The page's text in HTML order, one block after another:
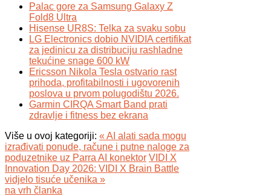
Palac gore za Samsung Galaxy Z
Fold8 Ultra
Hisense UR8S: Telka za svaku sobu
LG Electronics dobio NVIDIA certifikat
za jedinicu za distribuciju rashladne
tekućine snage 600 kW
Ericsson Nikola Tesla ostvario rast
prihoda, profitabilnosti i ugovorenih
poslova u prvom polugodištu 2026.
Garmin CIRQA Smart Band prati
zdravlje i fitness bez ekrana
Više u ovoj kategoriji: « AI alati sada mogu
izrađivati ponude, račune i putne naloge za
poduzetnike uz Parra AI konektor VIDI X
Innovation Day 2026: VIDI X Brain Battle
vidjelo tisuće učenika »
na vrh članka